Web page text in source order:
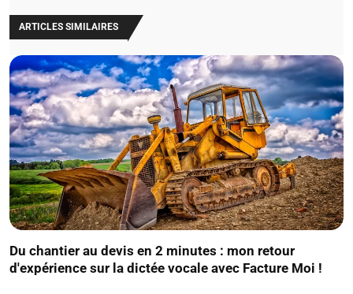
ARTICLES SIMILAIRES
Du chantier au devis en 2 minutes : mon retour
d'expérience sur la dictée vocale avec Facture Moi !